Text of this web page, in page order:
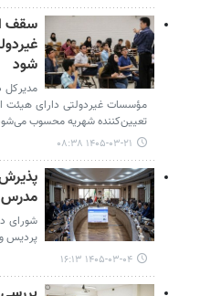
سقف
شود
مدیرکل
مؤسسات غیردولتی دارای هیئت
تعیین‌کننده شهریه محسوب
۱۴۰۵-۰۳-۲۱ ۰۸:۳۸
مدرس
شورای
پردیس و
۱۴۰۵-۰۳-۰۴ ۱۶:۱۳